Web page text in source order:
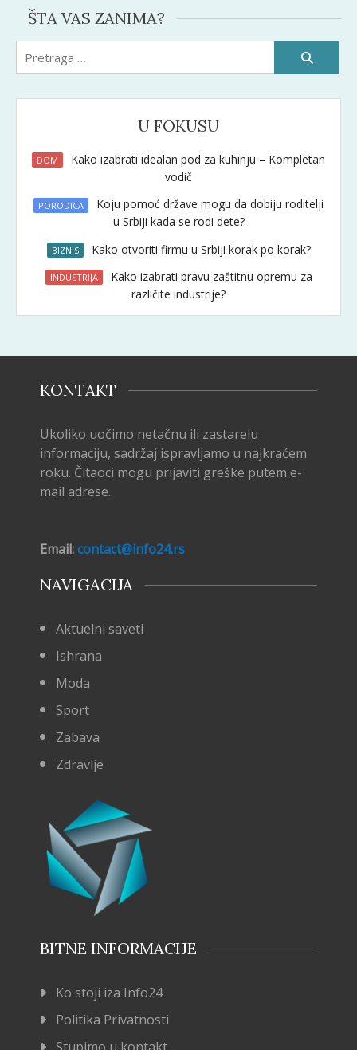
ŠTA VAS ZANIMA?
U FOKUSU
DOM
Kako izabrati idealan pod za kuhinju – Kompletan
vodič
PORODICA
Koju pomoć države mogu da dobiju roditelji
u Srbiji kada se rodi dete?
BIZNIS Kako otvoriti firmu u Srbiji korak po korak?
INDUSTRIJA
Kako izabrati pravu zaštitnu opremu za
različite industrije?
KONTAKT
Ukoliko uočimo netačnu ili zastarelu
informaciju, sadržaj ispravljamo u najkraćem
roku. Čitaoci mogu prijaviti greške putem e-
mail adrese.
Email:contact@info24.rs
NAVIGACIJA
Aktuelni saveti
Ishrana
Moda
Sport
Zabava
Zdravlje
BITNE INFORMACIJE
Ko stoji iza Info24
Politika Privatnosti